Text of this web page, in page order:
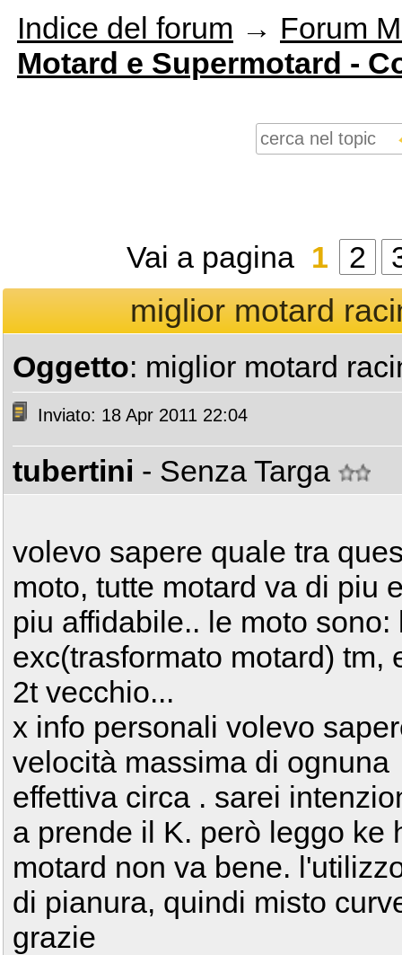
Indice del forum → Forum
Motard e Supermotard -
Vai a pagina 1 2
miglior motard
Oggetto: miglior motard
Inviato: 18 Apr 2011 22:04
tubertini - Senza Targa
volevo sapere quale tra
moto, tutte motard va di piu
piu affidabile.. le moto sono:
exc(trasformato motard) tm,
2t vecchio...
x info personali volevo
velocità massima di ognuna
effettiva circa . sarei
a prende il K. però leggo ke
motard non va bene.
di pianura, quindi misto
grazie